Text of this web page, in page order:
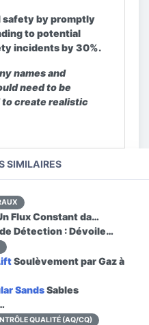
safety by promptly
to potential
incidents by 30%.
names and
need to be
to create realistic
SIMILAIRES
Flux Constant da…
Détection : Dévoile…
Soulèvement par Gaz à
SandsSables
QUALITÉ (AQ/CQ)